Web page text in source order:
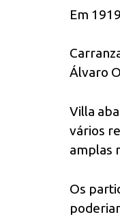
Em
Álvaro
Villa
vários
amplas
Os